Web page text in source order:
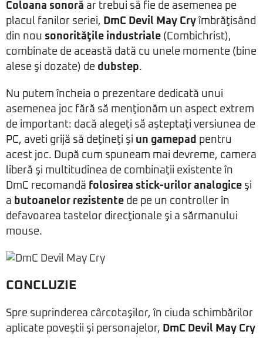
Coloana sonoră ar trebui să fie de asemenea pe
placul fanilor seriei, DmC Devil May Cry îmbrăţisând
din nou sonorităţile industriale (Combichrist),
combinate de această dată cu unele momente (bine
alese şi dozate) de dubstep.
Nu putem încheia o prezentare dedicată unui
asemenea joc fără să menţionăm un aspect extrem
de important: dacă alegeţi să aşteptaţi versiunea de
PC, aveti grijă să deţineţi şi un gamepad pentru
acest joc. După cum spuneam mai devreme, camera
liberă şi multitudinea de combinaţii existente în
DmC recomandă folosirea stick-urilor analogice şi
a butoanelor rezistente de pe un controller în
defavoarea tastelor direcţionale şi a sărmanului
mouse.
CONCLUZIE
Spre suprinderea cârcotaşilor, în ciuda schimbărilor
aplicate poveştii şi personajelor, DmC Devil May Cry